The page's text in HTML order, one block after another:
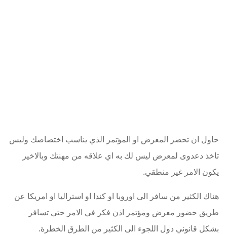
حاول ان تحضر المعرض او المؤتمر الذي يناسب اختصاصك وليس
تاخذ دعدوى لمعرض ليس لك به اي علاقه من مهنتك وبالاخير
يكون الامر غير منطقي.
هناك الكثير من سافر الى اوروبا او كندا او استراليا او امريكا عن
طريق حضور معرض ومؤتمر اذن فكر في الامر حتى تسافر
بشكل قانوني دول اللجوء الى الكثير من الطرق الخطرة.